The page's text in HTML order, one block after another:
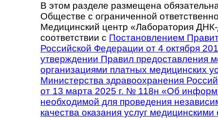
В этом разделе размещена
Обществе с ограниченной
Медицинский центр «Лаборатория ДНК-
соответствии с Постановлением
Российской Федерации от 4 октября
утверждении Правил предоставления
организациями платных медицинских
Министерства здравоохранения
от 13 марта 2025 г. № 118н «Об
необходимой для проведения
качества оказания услуг